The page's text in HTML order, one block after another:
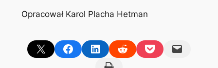
Opracował Karol Placha Hetman
Share on X Share on FacebookShare on LinkedInShare on RedditShare on PocketEmail this Page